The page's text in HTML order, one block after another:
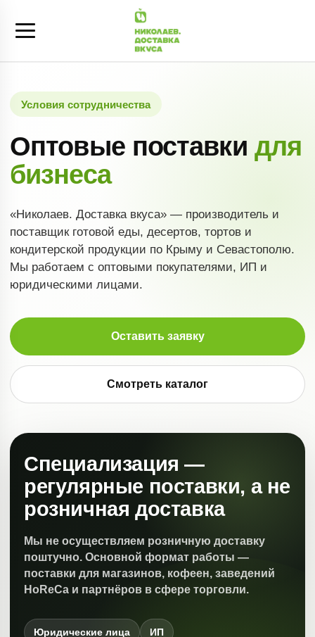
Условия сотрудничества
Оптовые поставки для
бизнеса
«Николаев. Доставка вкуса» — производитель и
поставщик готовой еды, десертов, тортов и
кондитерской продукции по Крыму и Севастополю.
Мы работаем с оптовыми покупателями, ИП и
юридическими лицами.
Оставить заявку
Смотреть каталог
Специализация —
регулярные поставки, а не
розничная доставка
Мы не осуществляем розничную доставку
поштучно. Основной формат работы —
поставки для магазинов, кофеен, заведений
HoReCa и партнёров в сфере торговли.
Юридические лица ИП